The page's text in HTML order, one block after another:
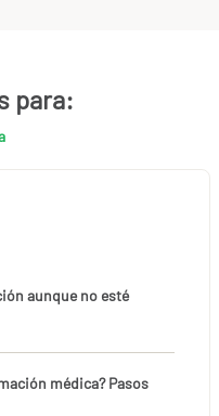
para:
aunque no esté
médica? Pasos